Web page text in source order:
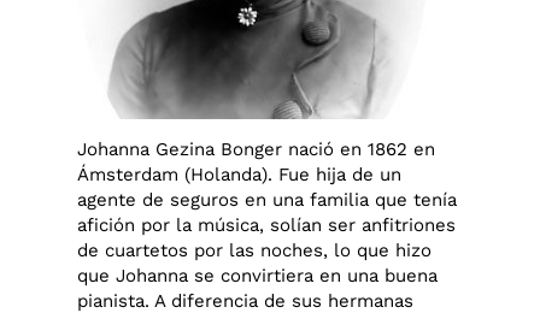
Johanna Gezina Bonger nació en 1862 en
Ámsterdam (Holanda). Fue hija de un
agente de seguros en una familia que tenía
afición por la música, solían ser anfitriones
de cuartetos por las noches, lo que hizo
que Johanna se convirtiera en una buena
pianista. A diferencia de sus hermanas